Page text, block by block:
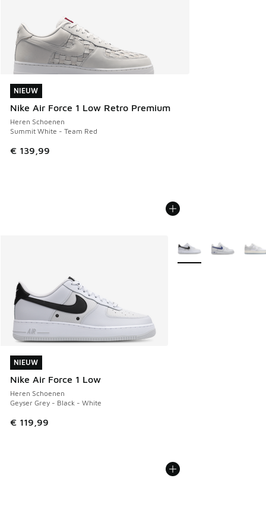
NIEUW
Nike Air Force 1 Low Retro Premium
Heren Schoenen
Summit White - Team Red
€ 139,99
NIEUW
NIEUW
Nike Air Force 1 Low
Heren Schoenen
Geyser Grey - Black - White
€ 119,99
NIEUW
Meer kleuren